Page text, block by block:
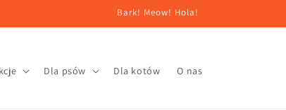
Bark! Meow! Hola!
Dla psów Dla kotów O nas